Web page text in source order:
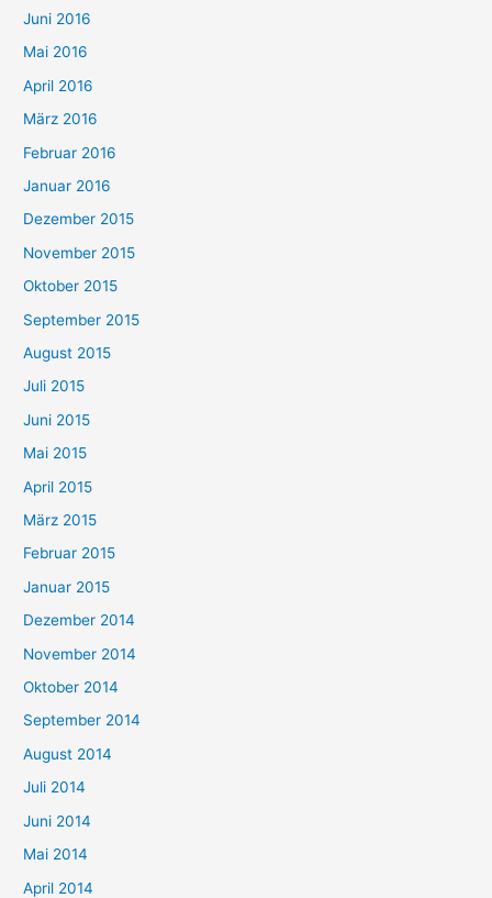
Juni 2016
Mai 2016
April 2016
März 2016
Februar 2016
Januar 2016
Dezember 2015
November 2015
Oktober 2015
September 2015
August 2015
Juli 2015
Juni 2015
Mai 2015
April 2015
März 2015
Februar 2015
Januar 2015
Dezember 2014
November 2014
Oktober 2014
September 2014
August 2014
Juli 2014
Juni 2014
Mai 2014
April 2014